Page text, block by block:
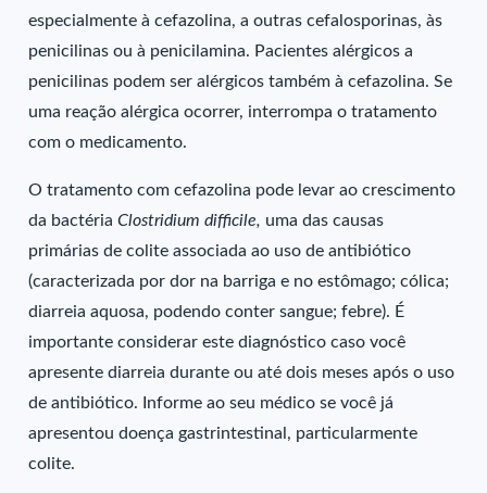
especialmente à cefazolina, a outras cefalosporinas, às
penicilinas ou à penicilamina. Pacientes alérgicos a
penicilinas podem ser alérgicos também à cefazolina. Se
uma reação alérgica ocorrer, interrompa o tratamento
com o medicamento.
O tratamento com cefazolina pode levar ao crescimento
da bactériaClostridium difficile, uma das causas
primárias de colite associada ao uso de antibiótico
(caracterizada por dor na barriga e no estômago; cólica;
diarreia aquosa, podendo conter sangue; febre). É
importante considerar este diagnóstico caso você
apresente diarreia durante ou até dois meses após o uso
de antibiótico. Informe ao seu médico se você já
apresentou doença gastrintestinal, particularmente
colite.